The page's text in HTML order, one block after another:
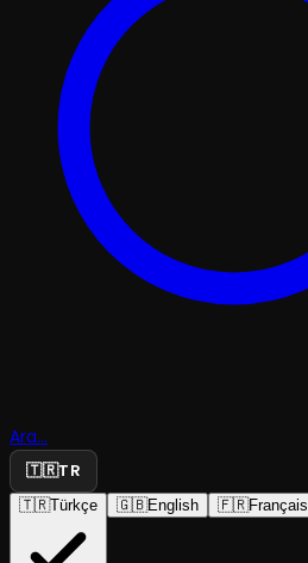
Ara...
🇹🇷TR
🇹🇷Türkçe 🇬🇧English 🇫🇷Français